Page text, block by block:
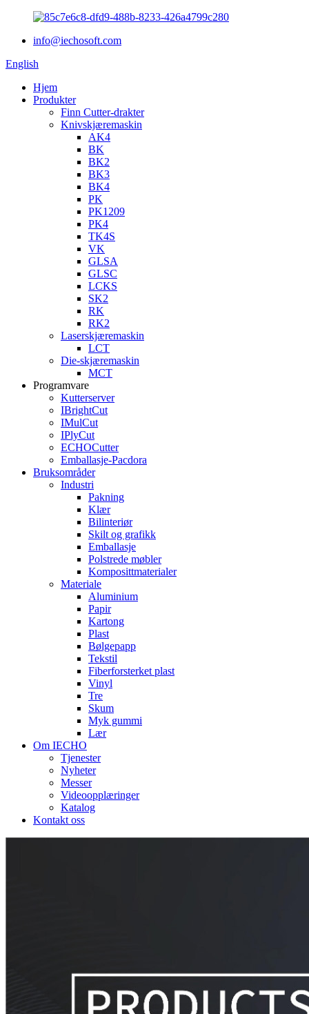
info@iechosoft.com
English
Hjem
Produkter
Finn Cutter-drakter
Knivskjæremaskin
AK4
BK
BK2
BK3
BK4
PK
PK1209
PK4
TK4S
VK
GLSA
GLSC
LCKS
SK2
RK
RK2
Laserskjæremaskin
LCT
Die-skjæremaskin
MCT
Programvare
Kutterserver
IBrightCut
IMulCut
IPlyCut
ECHOCutter
Emballasje-Pacdora
Bruksområder
Industri
Pakning
Klær
Bilinteriør
Skilt og grafikk
Emballasje
Polstrede møbler
Komposittmaterialer
Materiale
Aluminium
Papir
Kartong
Plast
Bølgepapp
Tekstil
Fiberforsterket plast
Vinyl
Tre
Skum
Myk gummi
Lær
Om IECHO
Tjenester
Nyheter
Messer
Videoopplæringer
Katalog
Kontakt oss